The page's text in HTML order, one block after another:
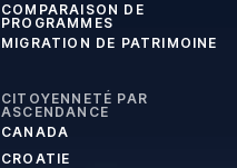
COMPARAISON DE
PROGRAMMES
MIGRATION DE PATRIMOINE
CITOYENNETÉ PAR
ASCENDANCE
CANADA
CROATIE